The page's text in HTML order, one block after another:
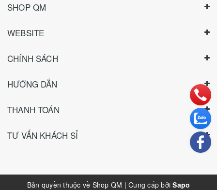
SHOP QM
WEBSITE
CHÍNH SÁCH
HƯỚNG DẪN
THANH TOÁN
TƯ VẤN KHÁCH SỈ
Bản quyền thuộc về Shop QM | Cung cấp bởiSapo